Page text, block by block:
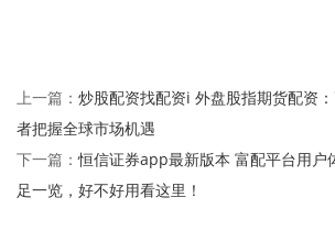
上一篇： 炒股配资找配资i 外盘股指期货配资
者把握全球市场机遇
下一篇：恒信证券app最新版本 富配平台用户
足一览，好不好用看这里！